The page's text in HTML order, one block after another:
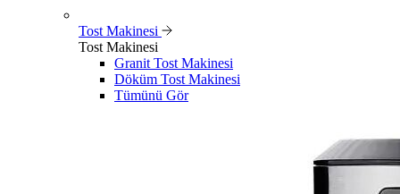
Tost Makinesi
Tost Makinesi
Granit Tost Makinesi
Döküm Tost Makinesi
Tümünü Gör